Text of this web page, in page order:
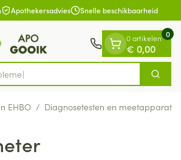
Apothekersadvies Snelle beschikbaarheid
Zoek
0 artikelen
€ 0,00
0
EHBO / Diagnosetesten en